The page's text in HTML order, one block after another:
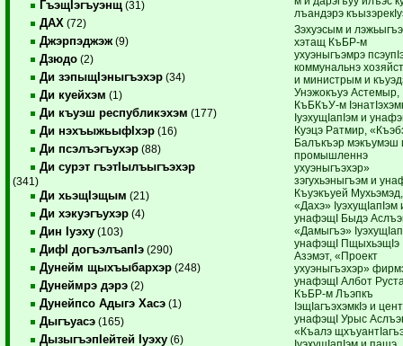
ГъэщIэгъуэнщ (31)
ДАХ (72)
Джэрпэджэж (9)
Дзюдо (2)
Ди зэпыщIэныгъэхэр (34)
Ди куейхэм (1)
Ди къуэш республикэхэм (177)
Ди нэхъыжьыфIхэр (16)
Ди псэлъэгъухэр (88)
Ди сурэт гъэтIылъыгъэхэр
(341)
Ди хьэщIэщым (21)
Ди хэкуэгъухэр (4)
Дин Iуэху (103)
ДифI догъэлъапIэ (290)
Дунейм щыхъыбархэр (248)
Дунеймрэ дэрэ (2)
Дунейпсо Адыгэ Хасэ (1)
Дыгъуасэ (165)
ДызыгъэпIейтей Iуэху (6)
лъандэрэ
Зэхуэсым и
хэтащ КъБР-м
ухуэныгъэмрэ
коммунальнэ
и министрым и
Унэжокъуэ Астемыр,
КъБКъУ-м
IуэхущIапIэм и
Куэцэ Ратмир,
Балъкъэр мэкъумэш
промышленнэ
ухуэныгъэхэр»
зэгухьэныгъэм и
Къуэкъуей Мухьэмэд,
«Дахэ» IуэхущIапIэм
унафэщI Быдэ
«Дамыгъэ»
унафэщI ПщыхьэщIэ
Азэмэт, «Проект
ухуэныгъэхэр»
унафэщI Албот
КъБР-м Лъэпкъ
IэщIагъэхэмкIэ и
унафэщI Урыс
«Къалэ